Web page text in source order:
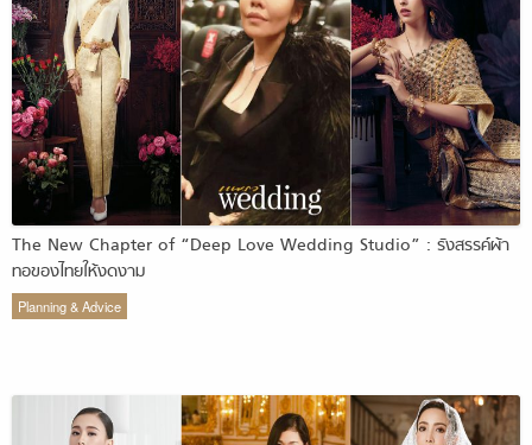
The New Chapter of “Deep Love Wedding Studio” : รังสรรค์ผ้า
ทอของไทยให้งดงาม
Planning & Advice